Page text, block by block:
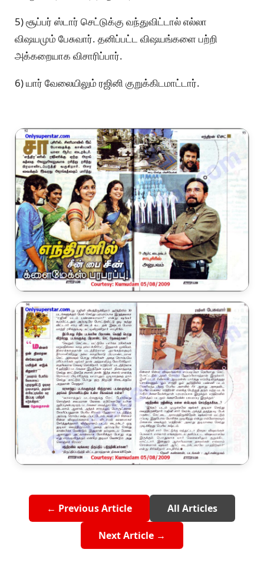
5) சூப்பர் ஸ்டார் செட்டுக்கு வந்துவிட்டால் எல்லா
விஷயமும் பேசுவார். தனிப்பட்ட விஷயங்களை பற்றி
அக்கறையாக விசாரிப்பார்.
6) யார் வேலையிலும் ரஜினி குறுக்கிடமாட்டார்.
← Previous Article All Articles
Next Article →